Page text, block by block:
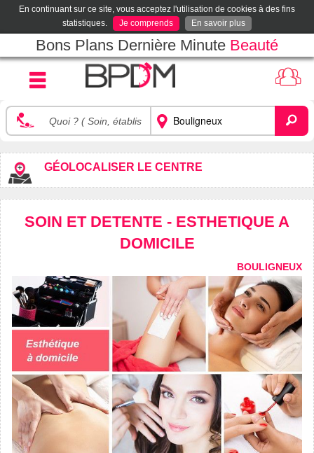
En continuant sur ce site, vous acceptez l'utilisation de cookies à des fins
statistiques.
Je comprends En savoir plus
Bons Plans Dernière Minute Beauté
GÉOLOCALISER LE CENTRE
SOIN ET DETENTE - ESTHETIQUE A
DOMICILE
BOULIGNEUX